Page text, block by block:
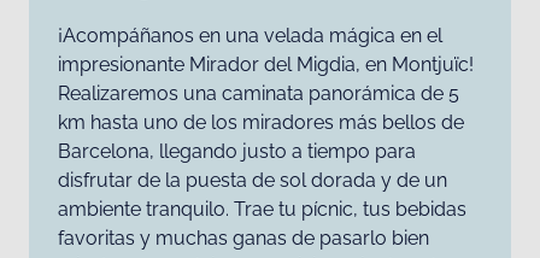
¡Acompáñanos en una velada mágica en el
impresionante Mirador del Migdia, en Montjuïc!
Realizaremos una caminata panorámica de 5
km hasta uno de los miradores más bellos de
Barcelona, ​​llegando justo a tiempo para
disfrutar de la puesta de sol dorada y de un
ambiente tranquilo. Trae tu pícnic, tus bebidas
favoritas y muchas ganas de pasarlo bien